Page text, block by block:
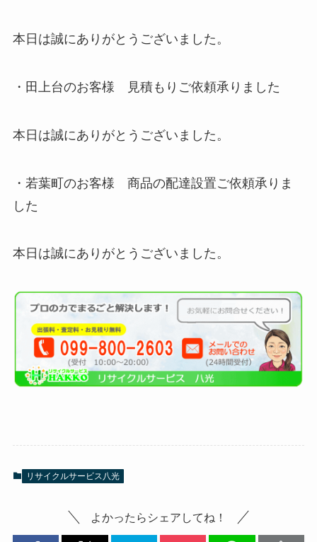
本日は誠にありがとうございました。
・田上台のお客様 見積もりご依頼承りました
本日は誠にありがとうございました。
・若葉町のお客様 商品の配達設置ご依頼承りま
した
本日は誠にありがとうございました。
リサイクルサービス八光
よかったらシェアしてね！